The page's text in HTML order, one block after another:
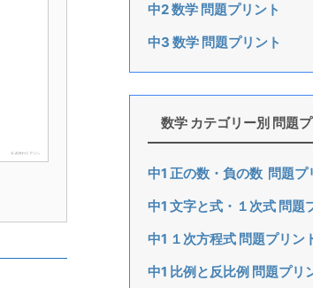
中2 数学 問題プリント
中3 数学 問題プリント
数学 カテゴリー別 問題
中1 正の数・負の数 問題プ
中1 文字と式・１次式 問題
中1 １次方程式 問題プリン
中1 比例と反比例 問題プリ